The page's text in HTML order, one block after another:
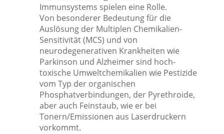
Immunsystems spielen eine Rolle.
Von besonderer Bedeutung für die
Auslösung der Multiplen Chemikalien-
Sensitivität (MCS) und von
neurodegenerativen Krankheiten wie
Parkinson und Alzheimer sind hoch-
toxische Umweltchemikalien wie Pestizide
vom Typ der organischen
Phosphatverbindungen, der Pyrethroide,
aber auch Feinstaub, wie er bei
Tonern/Emissionen aus Laserdruckern
vorkommt.